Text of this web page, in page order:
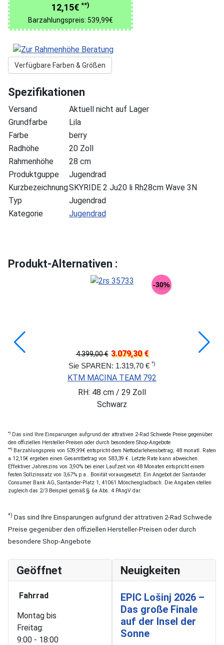
12,15€ **)
Barzahlungspreis: 539,99€
Verfügbare Farben & Größen
Spezifikationen
Versand
Aktuell nicht auf Lager
Grundfarbe
Lila
Farbe
berry
Radhöhe
20 Zoll
Rahmenhöhe
28 cm
Produktguppe
Jugendrad
KurzbezeichnungSKYRIDE 2 Ju20 li Rh28cm Wave 3N
Typ
Jugendrad
Kategorie
Jugendrad
Produkt-Alternativen :
-30%
4.399,00 € 3.079,30 €
Sie SPAREN: 1.319,70 € *)
KTM MACINA TEAM 792
RH: 48 cm / 29 Zoll
Schwarz
*) Das sind Ihre Einsparungen aufgrund der attrativen 2-Rad Schwede Preise gegenüber
den offiziellen Hersteller-Preisen oder durch besondere Shop-Angebote
**) Barzahlungspreis von 539,99€ entspricht dem Nettodarlehensbetrag; 48 monatl. Raten
a 12,15€ ergeben einen Gesamtbetrag von 583,39 €. Letzte Rate kann abweichen.
Effektiver Jahreszins von 3,90% bei einer Laufzeit von 48 Monaten entspricht einem
festen Sollzinssatz von 3,67% p.a.. Bonität vorausgesetzt. Ein Angebot der Santander
Consumer Bank AG, Santander-Platz 1, 41061 Mönchengladbach. Die Angaben stellen
zugleich das 2/3 Beispiel gemäß § 6a Abs. 4 PAngV dar.
*) Das sind Ihre Einsparungen aufgrund der attrativen 2-Rad Schwede
Preise gegenüber den offiziellen Hersteller-Preisen oder durch
besondere Shop-Angebote
Geöffnet
Fahrrad
Montag bis
Freitag:
9:00 - 18:00
Neuigkeiten
EPIC Lošinj 2026 –
Das große Finale
auf der Insel der
Sonne